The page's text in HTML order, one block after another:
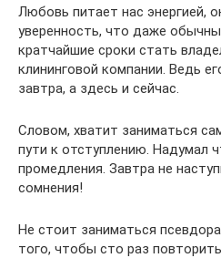
Любовь питает нас энергией,
уверенность, что даже
кратчайшие сроки стать
клининговой компании. Ведь
завтра, а здесь и сейчас.
Словом, хватит заниматься
пути к отступлению. Надумал
промедления. Завтра не
сомнения!
Не стоит заниматься
того, чтобы сто раз